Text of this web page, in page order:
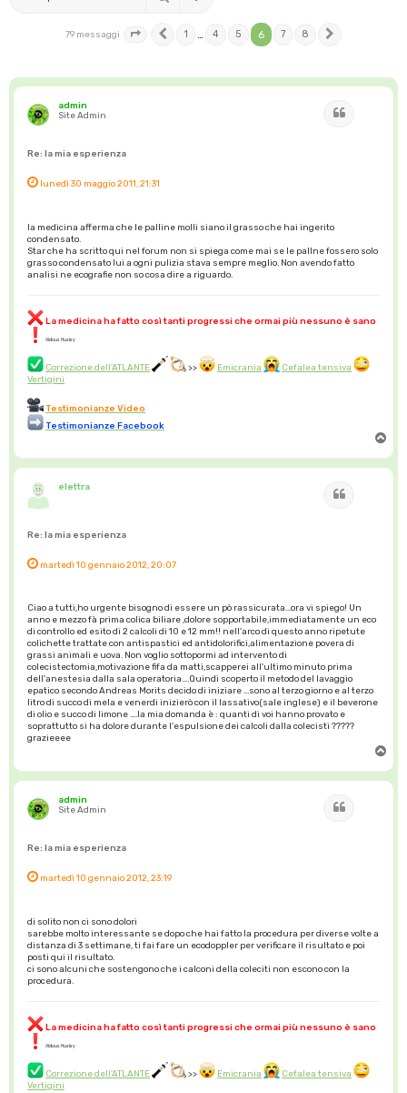
79 messaggi Pagina 6 di
Precedente
1 … 4 5 6 7 8
admin
Site Admin
Re: la mia esperienza
lunedì 30 maggio 2011, 21:31
la medicina afferma che le palline molli siano il grasso che hai ingerito
condensato.
Star che ha scritto qui nel forum non si spiega come mai se le pallne fossero solo
grasso condensato lui a ogni pulizia stava sempre meglio. Non avendo fatto
analisi ne ecografie non so cosa dire a riguardo.
La medicina ha fatto così tanti progressi che ormai più nessuno è sano
Aldous Huxley
Correzione dell'ATLANTE >> Emicrania
Cefalea tensiva
Vertigini
Testimonianze Video
Testimonianze Facebook
p
elettra
Re: la mia esperienza
martedì 10 gennaio 2012, 20:07
Ciao a tutti,ho urgente bisogno di essere un pò rassicurata...ora vi spiego! Un
anno e mezzo fà prima colica biliare ,dolore sopportabile,immediatamente un eco
di controllo ed esito di 2 calcoli di 10 e 12 mm!! nell'arco di questo anno ripetute
colichette trattate con antispastici ed antidolorifici,alimentazione povera di
grassi animali e uova. Non voglio sottopormi ad intervento di
colecistectomia,motivazione fifa da matti,scapperei all'ultimo minuto prima
dell'anestesia dalla sala operatoria....Quindi scoperto il metodo del lavaggio
epatico secondo Andreas Morits decido di iniziare ...sono al terzo giorno e al terzo
litro di succo di mela e venerdi inizierò con il lassativo(sale inglese) e il beverone
di olio e succo di limone ....la mia domanda è : quanti di voi hanno provato e
soprattutto si ha dolore durante l'espulsione dei calcoli dalla colecisti ?????
grazieeee
p
admin
Site Admin
Re: la mia esperienza
martedì 10 gennaio 2012, 23:19
di solito non ci sono dolori
sarebbe molto interessante se dopo che hai fatto la procedura per diverse volte a
distanza di 3 settimane, ti fai fare un ecodoppler per verificare il risultato e poi
posti qui il risultato.
ci sono alcuni che sostengono che i calconi della coleciti non escono con la
procedura.
La medicina ha fatto così tanti progressi che ormai più nessuno è sano
Aldous Huxley
Correzione dell'ATLANTE >> Emicrania
Cefalea tensiva
Vertigini